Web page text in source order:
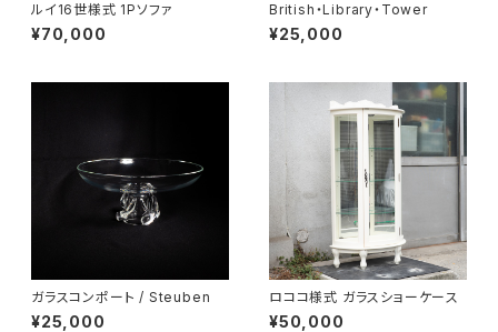
ルイ16世様式 1Pソファ
¥70,000
British・Library・Tower
¥25,000
ガラスコンポート / Steuben
¥25,000
ロココ様式 ガラスショーケース
¥50,000